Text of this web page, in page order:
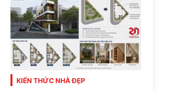
KIẾN THỨC NHÀ ĐẸP